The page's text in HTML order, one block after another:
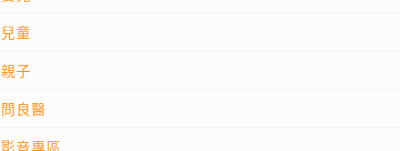
兒童
親子
問良醫